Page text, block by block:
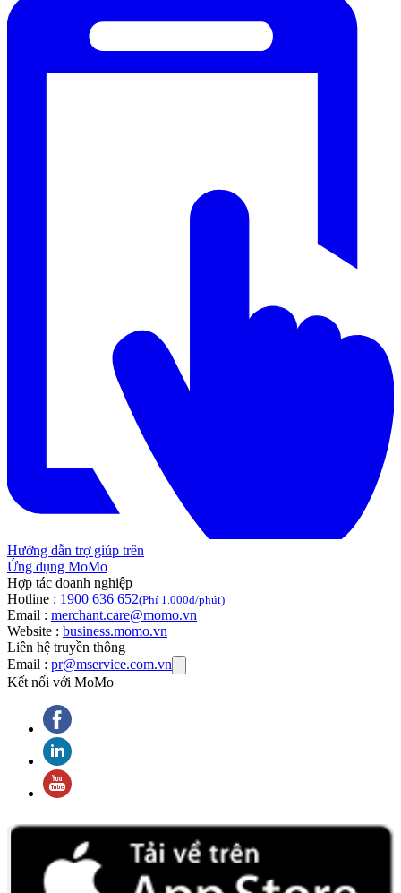
Hướng dẫn trợ giúp trên
Ứng dụng MoMo
Hợp tác doanh nghiệp
Hotline : 1900 636 652(Phí 1.000đ/phút)
Email : merchant.care@momo.vn
Website : business.momo.vn
Liên hệ truyền thông
Email : pr@mservice.com.vn
Kết nối với MoMo